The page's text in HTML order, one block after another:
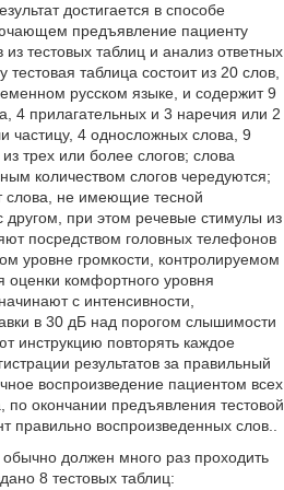
достигается в способе
предъявление пациенту
тестовых таблиц и анализ ответных
тестовая таблица состоит из 20 слов,
русском языке, и содержит 9
4 прилагательных и 3 наречия или 2
частицу, 4 односложных слова, 9
трех или более слогов; слова
количеством слогов чередуются;
слова, не имеющие тесной
другом, при этом речевые стимулы из
посредством головных телефонов
уровне громкости, контролируемом
комфортного уровня
с интенсивности,
в 30 дБ над порогом слышимости
инструкцию повторять каждое
результатов за правильный
воспроизведение пациентом всех
окончании предъявления тестовой
правильно воспроизведенных слов..
должен много раз проходить
8 тестовых таблиц: